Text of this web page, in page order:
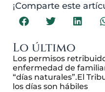
¡Comparte este
Lo último
Los permisos
enfermedad de
“días naturales”.El
los días son hábiles